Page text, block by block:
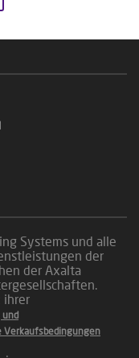
Systems und alle
der
der Axalta
ihrer
und
Verkaufsbedingungen